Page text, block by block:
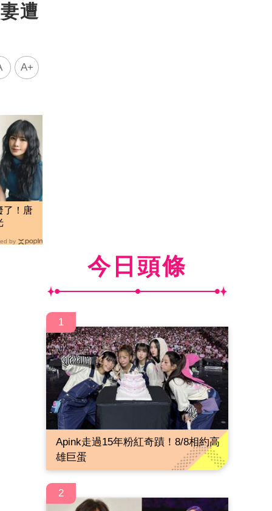
遭
A+
了！唐
by
今日頭條
1
Apink走過15年粉紅奇蹟！8/8相約高
雄巨蛋
2